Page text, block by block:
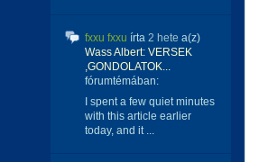
fxxu fxxu írta 2 hete a(z)
Wass Albert: VERSEK
,GONDOLATOK...
fórumtémában:
I spent a few quiet minutes
with this article earlier
today, and it ...